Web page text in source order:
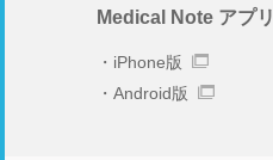
Medical Note アプリ
iPhone版
Android版